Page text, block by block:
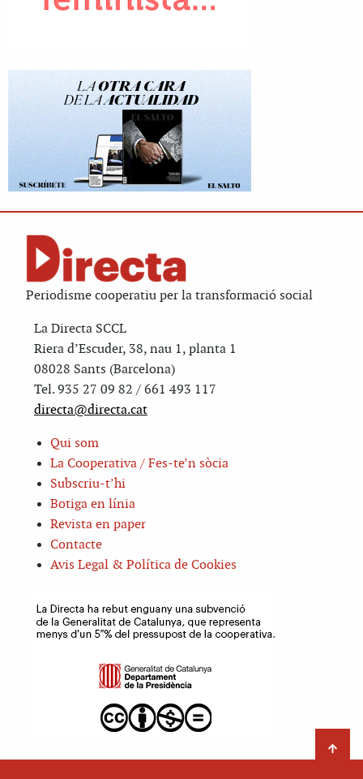
Periodisme cooperatiu per la transformació social
La Directa SCCL
Riera d’Escuder, 38, nau 1, planta 1
08028 Sants (Barcelona)
Tel. 935 27 09 82 / 661 493 117
directa@directa.cat
Qui som
La Cooperativa / Fes-te’n sòcia
Subscriu-t’hi
Botiga en línia
Revista en paper
Contacte
Avis Legal & Política de Cookies